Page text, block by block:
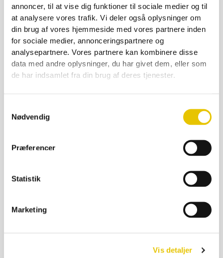
annoncer, til at vise dig funktioner til sociale medier og til
at analysere vores trafik. Vi deler også oplysninger om
din brug af vores hjemmeside med vores partnere inden
for sociale medier, annonceringspartnere og
analysepartnere. Vores partnere kan kombinere disse
data med andre oplysninger, du har givet dem, eller som
de har indsamlet fra din brug af deres tjenester.
Nødvendig
Præferencer
Statistik
Marketing
Vis detaljer
Låg Twist Off Ø 66 Sort, 370 ml 6-kantet
2,00kr.
På lager
SE DETALJER